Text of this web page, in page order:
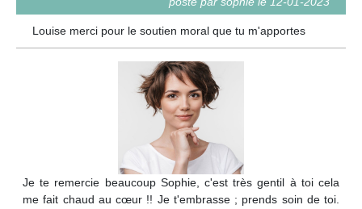
Louise merci pour le soutien moral que tu m'apportes
Je te remercie beaucoup Sophie, c'est très gentil à toi cela
me fait chaud au cœur !! Je t'embrasse ; prends soin de toi.